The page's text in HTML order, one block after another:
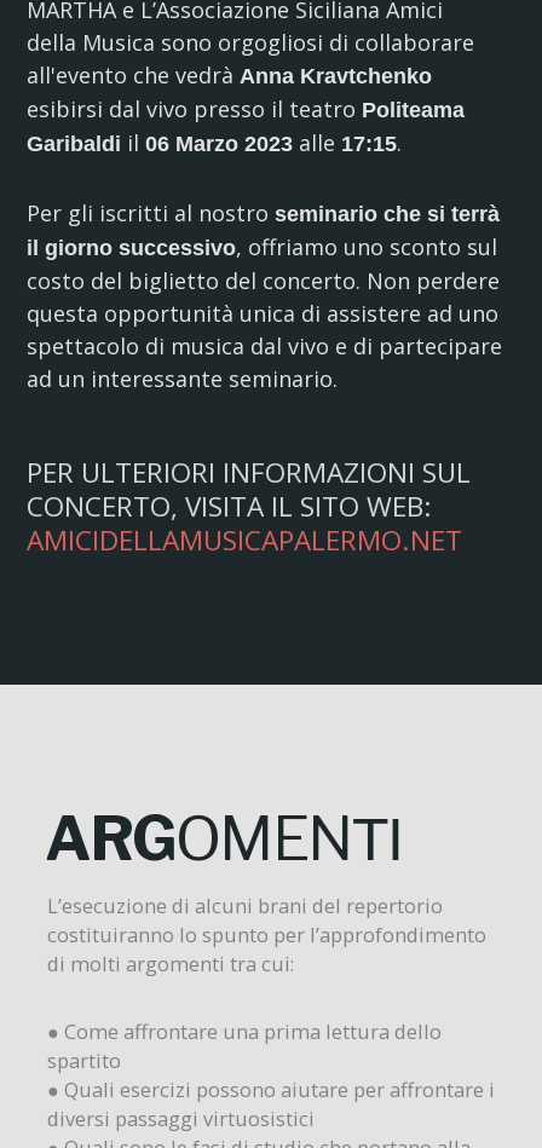
MARTHA e L’Associazione Siciliana Amici
della Musica sono orgogliosi di collaborare
all'evento che vedrà Anna Kravtchenko
esibirsi dal vivo presso il teatro Politeama
Garibaldi il 06 Marzo 2023 alle 17:15.
Per gli iscritti al nostro seminario che si terrà
il giorno successivo, offriamo uno sconto sul
costo del biglietto del concerto. Non perdere
questa opportunità unica di assistere ad uno
spettacolo di musica dal vivo e di partecipare
ad un interessante seminario.
PER ULTERIORI INFORMAZIONI SUL
CONCERTO, VISITA IL SITO WEB:
AMICIDELLAMUSICAPALERMO.NET
ARGOMENTI
L’esecuzione di alcuni brani del repertorio
costituiranno lo spunto per l’approfondimento
di molti argomenti tra cui:
● Come affrontare una prima lettura dello
spartito
● Quali esercizi possono aiutare per affrontare i
diversi passaggi virtuosistici